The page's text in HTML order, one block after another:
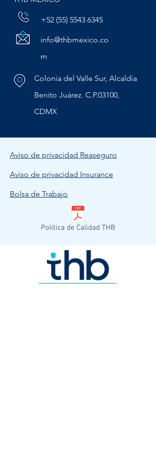
+52 (55) 5543 6345
info@thbmexico.co
m
Colonia del Valle Sur, Alcaldía
Benito Juárez. C.P.03100,
CDMX
Aviso de privacidad Reaseguro
Aviso de privacidad Insurance
Bolsa de Trabajo
Política de Calidad THB